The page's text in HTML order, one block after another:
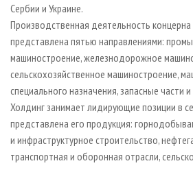
Сербии и Украине.
Производственная деятельность
представлена пятью направлениями:
машиностроение, железнодорожное
сельскохозяйственное машиностроение,
специального назначения, запасные
Холдинг занимает лидирующие позиции в
представлена его продукция:
и инфраструктурное строительство,
транспортная и оборонная отрасли,